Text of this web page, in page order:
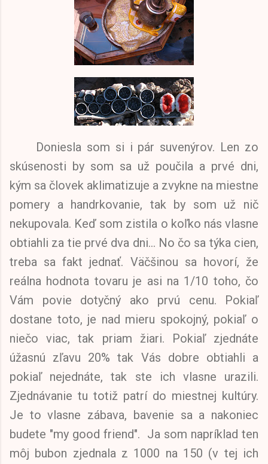
Doniesla som si i pár suvenýrov. Len zo
skúsenosti by som sa už poučila a prvé dni,
kým sa človek aklimatizuje a zvykne na miestne
pomery a handrkovanie, tak by som už nič
nekupovala. Keď som zistila o koľko nás vlasne
obtiahli za tie prvé dva dni... No čo sa týka cien,
treba sa fakt jednať. Väčšinou sa hovorí, že
reálna hodnota tovaru je asi na 1/10 toho, čo
Vám povie dotyčný ako prvú cenu. Pokiaľ
dostane toto, je nad mieru spokojný, pokiaľ o
niečo viac, tak priam žiari. Pokiaľ zjednáte
úžasnú zľavu 20% tak Vás dobre obtiahli a
pokiaľ nejednáte, tak ste ich vlasne urazili.
Zjednávanie tu totiž patrí do miestnej kultúry.
Je to vlasne zábava, bavenie sa a nakoniec
budete "my good friend". Ja som napríklad ten
môj bubon zjednala z 1000 na 150 (v tej ich